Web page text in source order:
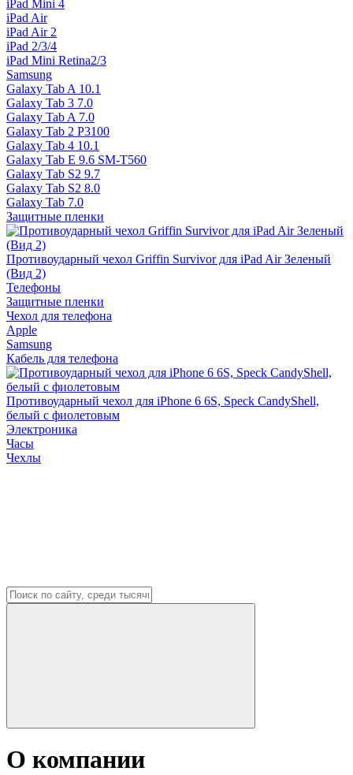
iPad Mini 4
iPad Air
iPad Air 2
iPad 2/3/4
iPad Mini Retina2/3
Samsung
Galaxy Tab A 10.1
Galaxy Tab 3 7.0
Galaxy Tab A 7.0
Galaxy Tab 2 P3100
Galaxy Tab 4 10.1
Galaxy Tab E 9.6 SM-T560
Galaxy Tab S2 9.7
Galaxy Tab S2 8.0
Galaxy Tab 7.0
Защитные пленки
Противоударный чехол Griffin Survivor для iPad Air Зеленый
(Вид 2)
Телефоны
Защитные пленки
Чехол для телефона
Apple
Samsung
Кабель для телефона
Противоударный чехол для iPhone 6 6S, Speck CandyShell,
белый с фиолетовым
Электроника
Часы
Чехлы
О компании